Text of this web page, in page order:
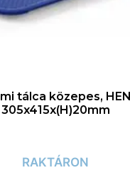
tálca közepes,
305x415x(H)20mm
RAKTÁRON